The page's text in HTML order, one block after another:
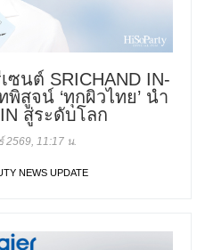
นต์ SRICHAND IN-
สูจน์ ‘ทุกผิวไทย’ นำ
สู่ระดับโลก
11:17 น.
NEWS UPDATE